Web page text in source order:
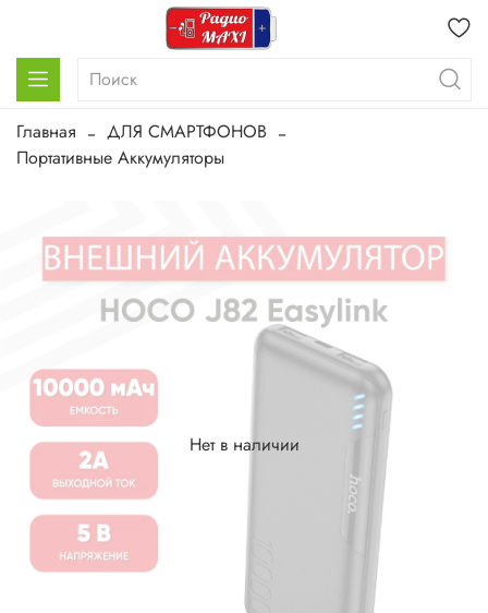
Главная
ДЛЯ СМАРТФОНОВ
Портативные Аккумуляторы
Нет в наличии